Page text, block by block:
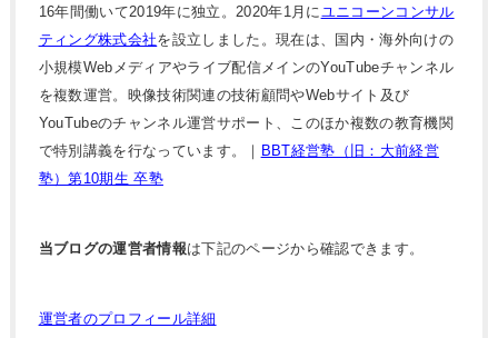
16年間働いて2019年に独立。2020年1月にユニコーンコンサル
ティング株式会社を設立しました。現在は、国内・海外向けの
小規模Webメディアやライブ配信メインのYouTubeチャンネル
を複数運営。映像技術関連の技術顧問やWebサイト及び
YouTubeのチャンネル運営サポート、このほか複数の教育機関
で特別講義を行なっています。｜ BBT経営塾（旧：大前経営
塾）第10期生 卒塾
当ブログの運営者情報は下記のページから確認できます。
運営者のプロフィール詳細